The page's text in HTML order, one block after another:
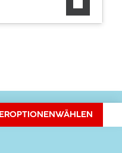
WÄHLEN